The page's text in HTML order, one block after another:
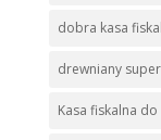
dobra kasa
drewniany
Kasa fiskalna